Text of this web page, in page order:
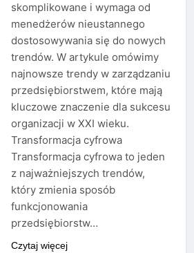
skomplikowane i wymaga od
menedżerów nieustannego
dostosowywania się do nowych
trendów. W artykule omówimy
najnowsze trendy w zarządzaniu
przedsiębiorstwem, które mają
kluczowe znaczenie dla sukcesu
organizacji w XXI wieku.
Transformacja cyfrowa
Transformacja cyfrowa to jeden
z najważniejszych trendów,
który zmienia sposób
funkcjonowania
przedsiębiorstw…
Czytaj więcej